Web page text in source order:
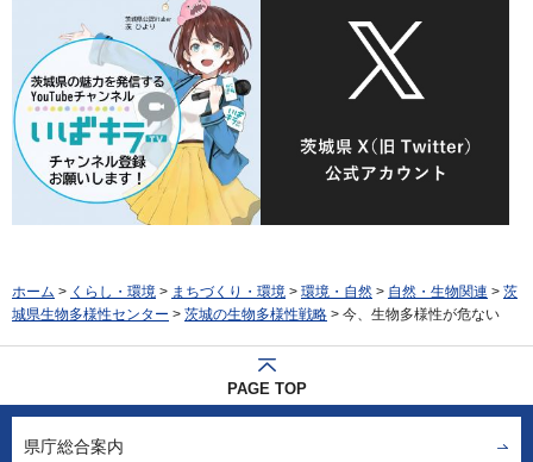
ホーム > くらし・環境 > まちづくり・環境 > 環境・自然 > 自然・生物関連 > 茨
城県生物多様性センター > 茨城の生物多様性戦略 > 今、生物多様性が危ない
PAGE TOP
県庁総合案内